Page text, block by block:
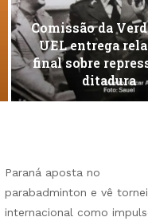
Comissão da
UEL entrega
final sobre
ditadura
Paraná aposta no
parabadminton e vê
internacional como